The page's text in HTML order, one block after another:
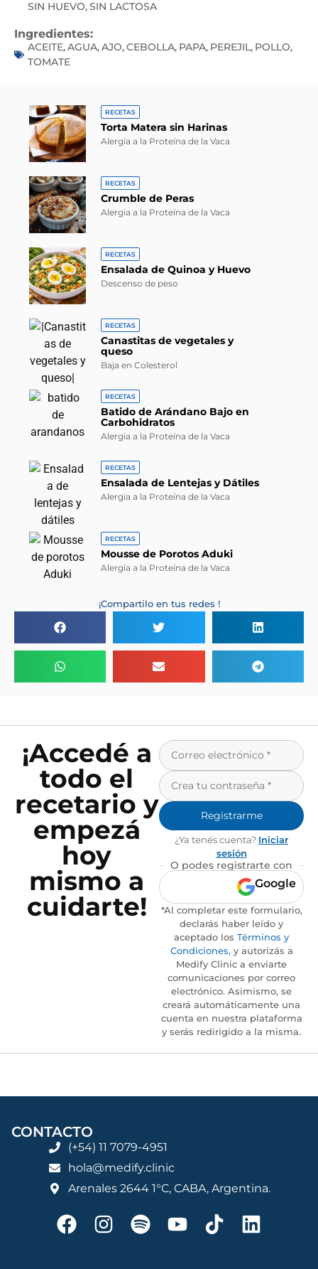
SIN HUEVO,SIN LACTOSA
Ingredientes:
ACEITE,AGUA,AJO,CEBOLLA, PAPA, PEREJIL, POLLO,
TOMATE
RECETAS
Torta Matera sin Harinas
Alergia a la Proteína de la Vaca
RECETAS
Crumble de Peras
Alergia a la Proteína de la Vaca
RECETAS
Ensalada de Quinoa y Huevo
Descenso de peso
RECETAS
Canastitas de vegetales y
queso
Baja en Colesterol
RECETAS
Batido de Arándano Bajo en
Carbohidratos
Alergia a la Proteína de la Vaca
RECETAS
Ensalada de Lentejas y Dátiles
Alergia a la Proteína de la Vaca
RECETAS
Mousse de Porotos Aduki
Alergia a la Proteína de la Vaca
¡Compartilo en tus redes !
¡Accedé a
todo el
recetario y
empezá
hoy
mismo a
cuidarte!
Registrarme
¿Ya tenés cuenta? Iniciar
sesión
O podes registrarte con
Google
*Al completar este formulario,
declarás haber leído y
aceptado los Términos y
Condiciones, y autorizás a
Medify Clinic a enviarte
comunicaciones por correo
electrónico. Asimismo, se
creará automáticamente una
cuenta en nuestra plataforma
y serás redirigido a la misma.
CONTACTO
(+54) 11 7079-4951
hola@medify.clinic
Arenales 2644 1°C, CABA, Argentina.